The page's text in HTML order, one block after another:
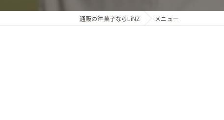
通販の洋菓子ならLiNZ メニュー